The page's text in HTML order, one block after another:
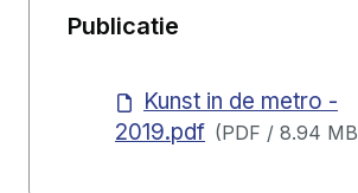
Publicatie
Kunst in de metro -
2019.pdf (PDF / 8.94 MB